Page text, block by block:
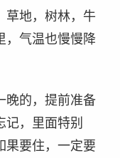
草地，树林，牛
，气温也慢慢降
晚的，提前准备
，里面特别
果要住，一定要